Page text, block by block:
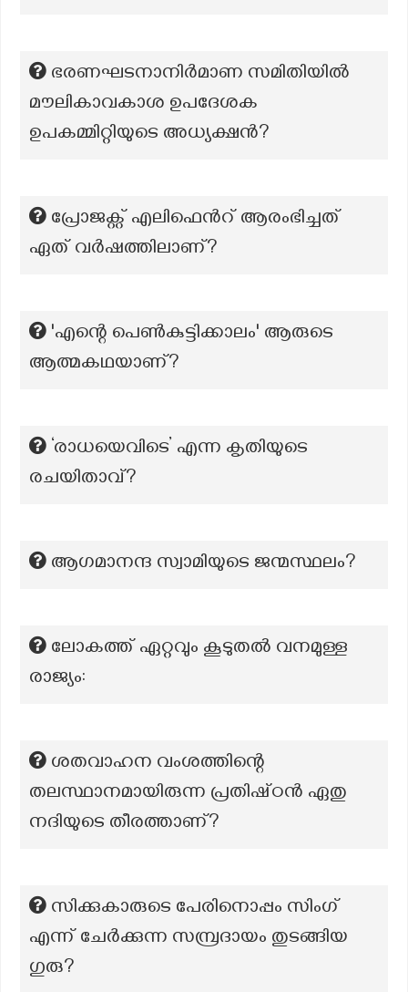
ഭരണഘടനാനിർമാണ സമിതിയിൽ
മൗലികാവകാശ ഉപദേശക
ഉപകമ്മിറ്റിയുടെ അധ്യക്ഷൻ?
പ്രോജക്റ്റ് എലിഫെൻറ് ആരംഭിച്ചത്
ഏത് വർഷത്തിലാണ്?
'എന്റെ പെൺകുട്ടിക്കാലം' ആരുടെ
ആത്മകഥയാണ്?
‘രാധയെവിടെ’ എന്ന കൃതിയുടെ
രചയിതാവ്?
ആഗമാനന്ദ സ്വാമിയുടെ ജന്മസ്ഥലം?
ലോകത്ത് ഏറ്റവും കൂടുതൽ വനമുള്ള
രാജ്യം:
ശതവാഹന വംശത്തിന്റെ
തലസ്ഥാനമായിരുന്ന പ്രതിഷ്‌ഠൻ ഏതു
നദിയുടെ തീരത്താണ്?
സിക്കുകാരുടെ പേരിനൊപ്പം സിംഗ്
എന്ന് ചേർക്കുന്ന സമ്പ്രദായം തുടങ്ങിയ
ഗുരു?